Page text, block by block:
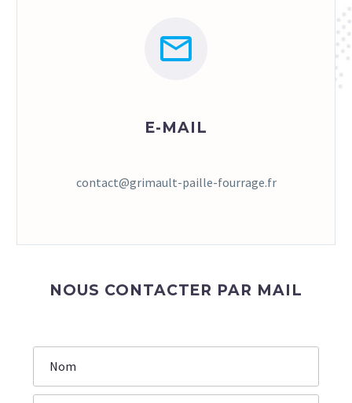


E-MAIL
contact@grimault-paille-fourrage.fr
NOUS CONTACTER PAR MAIL